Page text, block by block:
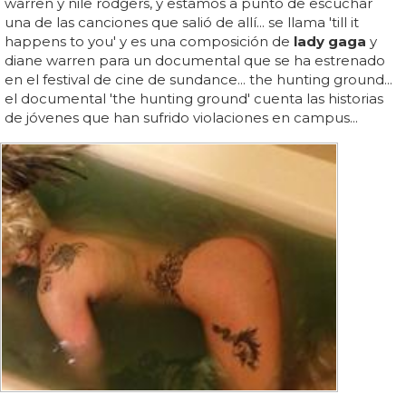
una de las canciones que salió de allí... se llama 'till it
happens to you' y es una composición de lady gaga y
diane warren para un documental que se ha estrenado
en el festival de cine de sundance... the hunting ground...
el documental 'the hunting ground' cuenta las historias
de jóvenes que han sufrido violaciones en campus...